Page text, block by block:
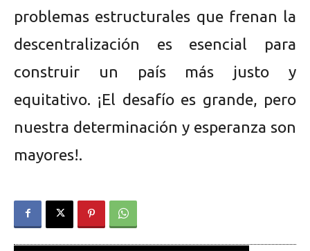
problemas estructurales que frenan la
descentralización es esencial para
construir un país más justo y
equitativo. ¡El desafío es grande, pero
nuestra determinación y esperanza son
mayores!.